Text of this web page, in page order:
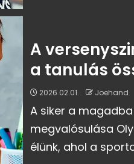
A
a tanulás
2026.02.01. Joehand
A siker a
megvalósulása
élünk, ahol a